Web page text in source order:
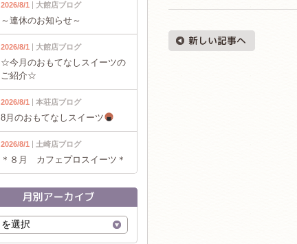
2026/8/1 大館店ブログ
～連休のお知らせ～
2026/8/1 大館店ブログ
☆今月のおもてなしスイーツの
ご紹介☆
2026/8/1 本荘店ブログ
8月のおもてなしスイーツ
2026/8/1 土崎店ブログ
＊８月 カフェプロスイーツ＊